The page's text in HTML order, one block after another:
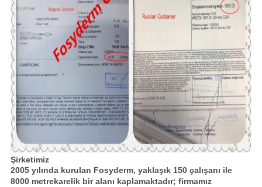
Şirketimiz
2005 yılında kurulan Fosyderm, yaklaşık 150 çalışanı ile
8000 metrekarelik bir alanı kaplamaktadır; firmamız